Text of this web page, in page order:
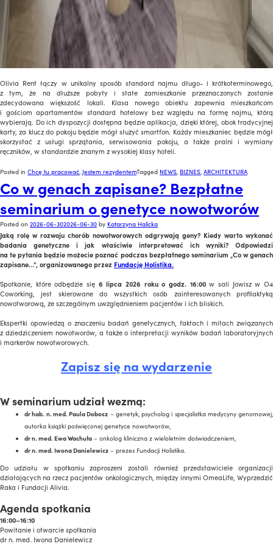
Olivia Rent łączy w unikalny sposób standard najmu długo- i krótkoterminowego,
z tym, że na dłuższe pobyty i stałe zamieszkanie przeznaczonych zostanie
zdecydowana większość lokali. Klasa nowego obiektu zapewnia mieszkańcom
i gościom apartamentów standard hotelowy bez względu na formę najmu, którą
wybierają. Do ich dyspozycji dostępna będzie aplikacja, dzięki której, obok tradycyjnej
karty, za klucz do pokoju będzie mógł służyć smartfon. Każdy mieszkaniec będzie mógł
skorzystać z usługi sprzątania, serwisowania pokoju, a także pralni i wymiany
ręczników, w standardzie znanym z wysokiej klasy hoteli.
Posted in Chcę tu pracować, Jestem rezydentemTagged NEWS, BIZNES, ARCHITEKTURA
Co w genach zapisane? Bezpłatne
seminarium o genetyce nowotworów
Posted on 2026-06-302026-06-30 by Katarzyna Halicka
Jaką rolę w rozwoju chorób nowotworowych odgrywają geny? Kiedy warto wykonać
badania genetyczne i jak właściwie interpretować ich wyniki? Odpowiedzi
na te pytania będzie możecie poznać podczas bezpłatnego seminarium „Co w genach
zapisane…”, organizowanego przez Fundację Holistika.
Spotkanie, które odbędzie się 6 lipca 2026 roku o godz. 16:00w sali Jowisz w O4
Coworking, jest skierowane do wszystkich osób zainteresowanych profilaktyką
nowotworową, ze szczególnym uwzględnieniem pacjentów i ich bliskich.
Ekspertki opowiedzą o znaczeniu badań genetycznych, faktach i mitach związanych
z dziedziczeniem nowotworów, a także o interpretacji wyników badań laboratoryjnych
i markerów nowotworowych.
Zapisz się na wydarzenie
W seminarium udział wezmą:
dr hab. n. med. Paula Dobosz – genetyk, psycholog i specjalistka medycyny genomowej,
autorka książki poświęconej genetyce nowotworów,
dr n. med. Ewa Wachuła – onkolog kliniczna z wieloletnim doświadczeniem,
dr n. med. Iwona Danielewicz – prezes Fundacji Holistika.
Do udziału w spotkaniu zaproszeni zostali również przedstawiciele organizacji
działających na rzecz pacjentów onkologicznych, między innymi OmeaLife, Wyprzedzić
Raka i Fundacji Alivia.
Agenda spotkania
16:00–16:10
Powitanie i otwarcie spotkania
dr n. med. Iwona Danielewicz